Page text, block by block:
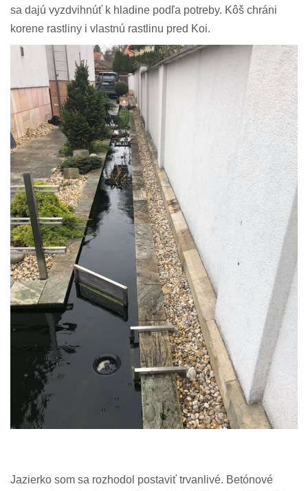
sa dajú vyzdvihnúť k hladine podľa potreby. Kôš chráni
korene rastliny i vlastnú rastlinu pred Koi.
Jazierko som sa rozhodol postaviť trvanlivé. Betónové